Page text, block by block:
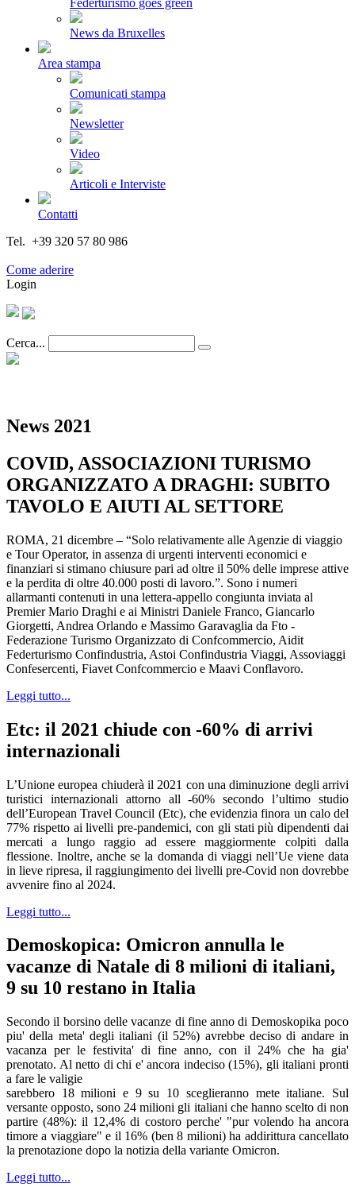
Federturismo goes green
News da Bruxelles
Area stampa
Comunicati stampa
Newsletter
Video
Articoli e Interviste
Contatti
Tel. +39 320 57 80 986
Come aderire
Login
Cerca...
News 2021
COVID, ASSOCIAZIONI TURISMO
ORGANIZZATO A DRAGHI: SUBITO
TAVOLO E AIUTI AL SETTORE
ROMA, 21 dicembre – “Solo relativamente alle Agenzie di viaggio
e Tour Operator, in assenza di urgenti interventi economici e
finanziari si stimano chiusure pari ad oltre il 50% delle imprese attive
e la perdita di oltre 40.000 posti di lavoro.”. Sono i numeri
allarmanti contenuti in una lettera-appello congiunta inviata al
Premier Mario Draghi e ai Ministri Daniele Franco, Giancarlo
Giorgetti, Andrea Orlando e Massimo Garavaglia da Fto -
Federazione Turismo Organizzato di Confcommercio, Aidit
Federturismo Confindustria, Astoi Confindustria Viaggi, Assoviaggi
Confesercenti, Fiavet Confcommercio e Maavi Conflavoro.
Leggi tutto...
Etc: il 2021 chiude con -60% di arrivi
internazionali
L’Unione europea chiuderà il 2021 con una diminuzione degli arrivi
turistici internazionali attorno all -60% secondo l’ultimo studio
dell’European Travel Council (Etc), che evidenzia finora un calo del
77% rispetto ai livelli pre-pandemici, con gli stati più dipendenti dai
mercati a lungo raggio ad essere maggiormente colpiti dalla
flessione. Inoltre, anche se la domanda di viaggi nell’Ue viene data
in lieve ripresa, il raggiungimento dei livelli pre-Covid non dovrebbe
avvenire fino al 2024.
Leggi tutto...
Demoskopica: Omicron annulla le
vacanze di Natale di 8 milioni di italiani,
9 su 10 restano in Italia
Secondo il borsino delle vacanze di fine anno di Demoskopika poco
piu' della meta' degli italiani (il 52%) avrebbe deciso di andare in
vacanza per le festivita' di fine anno, con il 24% che ha gia'
prenotato. Al netto di chi e' ancora indeciso (15%), gli italiani pronti
a fare le valigie
sarebbero 18 milioni e 9 su 10 sceglieranno mete italiane. Sul
versante opposto, sono 24 milioni gli italiani che hanno scelto di non
partire (48%): il 12,4% di costoro perche' "pur volendo ha ancora
timore a viaggiare" e il 16% (ben 8 milioni) ha addirittura cancellato
la prenotazione dopo la notizia della variante Omicron.
Leggi tutto...